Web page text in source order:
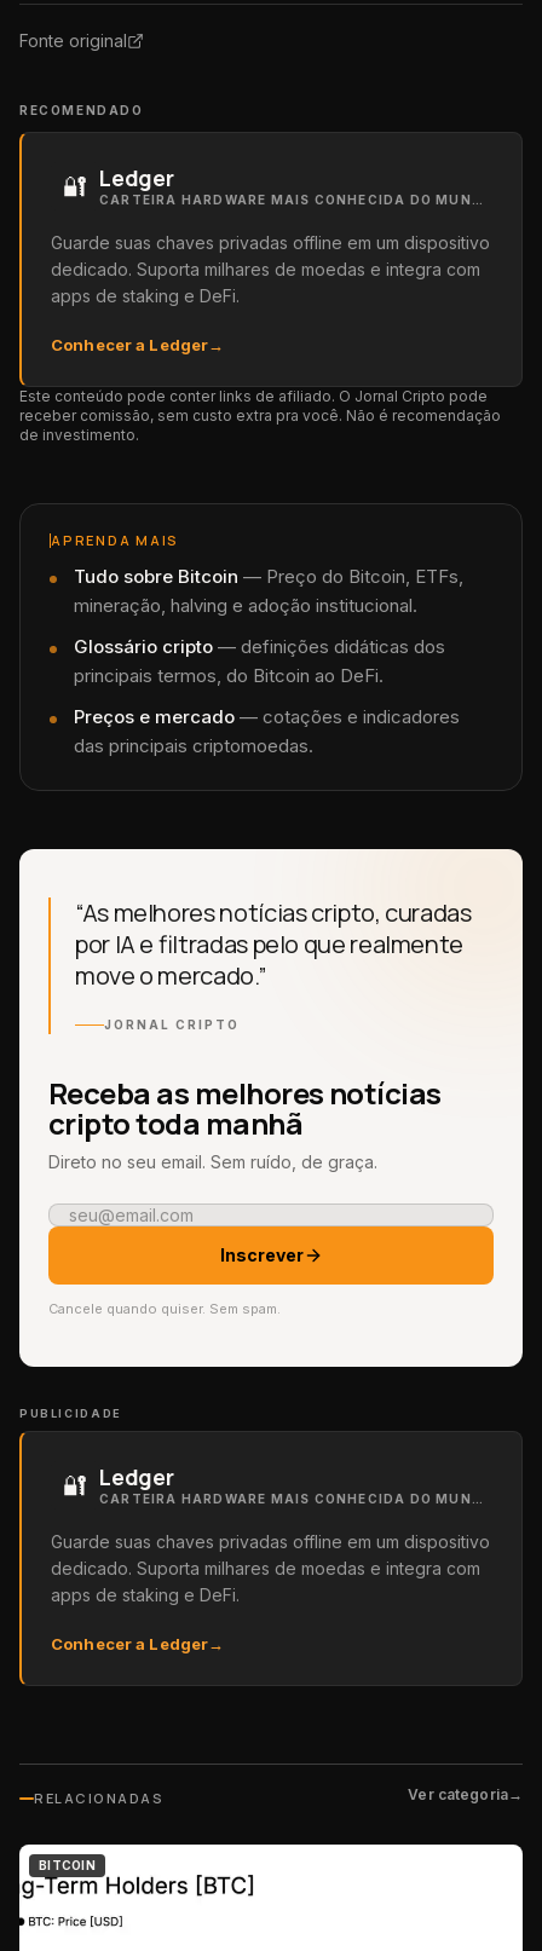
Fonte original
RECOMENDADO
🔐 Ledger
Guarde suas chaves privadas offline em um dispositivo
dedicado. Suporta milhares de moedas e integra com
apps de staking e DeFi.
Conhecer a Ledger→
Este conteúdo pode conter links de afiliado. O Jornal Cripto pode
receber comissão, sem custo extra pra você. Não é recomendação
de investimento.
APRENDA MAIS
Tudo sobre Bitcoin — Preço do Bitcoin, ETFs,
mineração, halving e adoção institucional.
Glossário cripto — definições didáticas dos
principais termos, do Bitcoin ao DeFi.
Preços e mercado — cotações e indicadores
das principais criptomoedas.
“As melhores notícias cripto, curadas
por IA e filtradas pelo que realmente
move o mercado.”
JORNAL CRIPTO
Receba as melhores notícias
cripto toda manhã
Direto no seu email. Sem ruído, de graça.
Inscrever
Cancele quando quiser. Sem spam.
PUBLICIDADE
🔐 Ledger
Guarde suas chaves privadas offline em um dispositivo
dedicado. Suporta milhares de moedas e integra com
apps de staking e DeFi.
Conhecer a Ledger→
RELACIONADAS Ver categoria→
BITCOIN